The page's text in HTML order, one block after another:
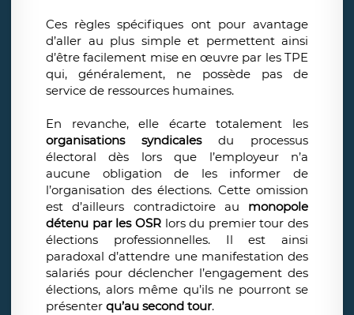
Ces règles spécifiques ont pour avantage
d’aller au plus simple et permettent ainsi
d’être facilement mise en œuvre par les TPE
qui, généralement, ne possède pas de
service de ressources humaines.
En revanche, elle écarte totalement les
organisations syndicalesdu processus
électoral dès lors que l’employeur n’a
aucune obligation de les informer de
l’organisation des élections. Cette omission
est d’ailleurs contradictoire au monopole
détenu par les OSRlors du premier tour des
élections professionnelles. Il est ainsi
paradoxal d’attendre une manifestation des
salariés pour déclencher l’engagement des
élections, alors même qu’ils ne pourront se
présenter qu’au second tour.